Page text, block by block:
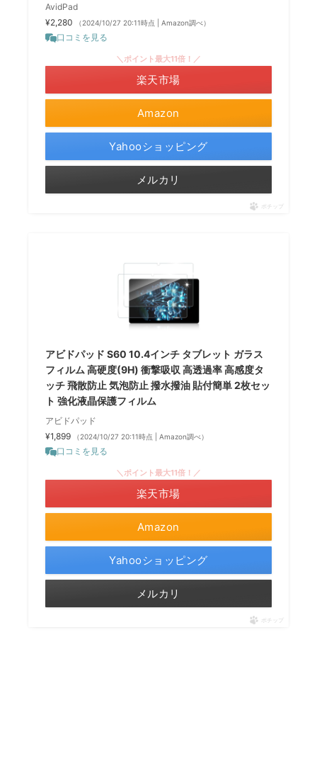
AvidPad
¥2,280
（2024/10/27 20:11時点 | Amazon調べ）
口コミを見る
Amazon
＼ポイント最大11倍！／
楽天市場
Yahooショッピング
メルカリ
ポチップ
アビドパッド S60 10.4インチ タブレット ガラス
フィルム 高硬度(9H) 衝撃吸収 高透過率 高感度タ
ッチ 飛散防止 気泡防止 撥水撥油 貼付簡単 2枚セッ
ト 強化液晶保護フィルム
アビドパッド
¥1,899
（2024/10/27 20:11時点 | Amazon調べ）
口コミを見る
Amazon
＼ポイント最大11倍！／
楽天市場
Yahooショッピング
メルカリ
ポチップ